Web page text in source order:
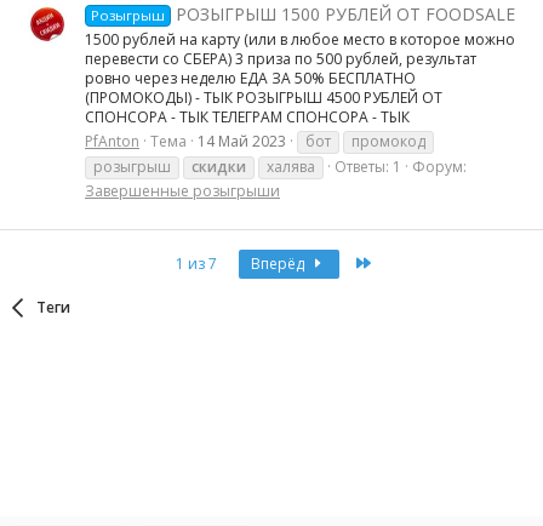
Розыгрыш РОЗЫГРЫШ 1500 РУБЛЕЙ ОТ FOODSALE
1500 рублей на карту (или в любое место в которое можно
перевести со СБЕРА) 3 приза по 500 рублей, результат
ровно через неделю ЕДА ЗА 50% БЕСПЛАТНО
(ПРОМОКОДЫ) - ТЫК РОЗЫГРЫШ 4500 РУБЛЕЙ ОТ
СПОНСОРА - ТЫК ТЕЛЕГРАМ СПОНСОРА - ТЫК
PfAnton Тема 14 Май 2023 бот
промокод
розыгрыш
скидки халява Ответы: 1
Форум:
Завершенные розыгрыши
1 из 7 Вперёд
Теги